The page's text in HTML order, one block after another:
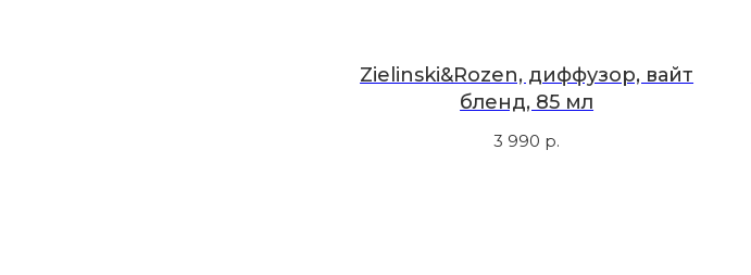
Zielinski&Rozen, диффузор, вайт
бленд, 85 мл
3 990 р.